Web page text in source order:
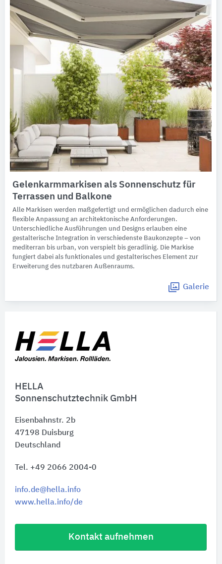
HELLA
Sonnenschutztechnik GmbH
Eisenbahnstr. 2b
47198 Duisburg
Deutschland
Tel. +49 2066 2004-0
info.de@hella.info
www.hella.info/de
Kontakt aufnehmen
Gelenkarmmarkisen als Sonnenschutz für
Terrassen und Balkone
Alle Markisen werden maßgefertigt und ermöglichen dadurch eine
flexible Anpassung an architektonische Anforderungen.
Unterschiedliche Ausführungen und Designs erlauben eine
gestalterische Integration in verschiedenste Baukonzepte – von
mediterran bis urban, von verspielt bis geradlinig. Die Markise
fungiert dabei als funktionales und gestalterisches Element zur
Erweiterung des nutzbaren Außenraums.
Galerie